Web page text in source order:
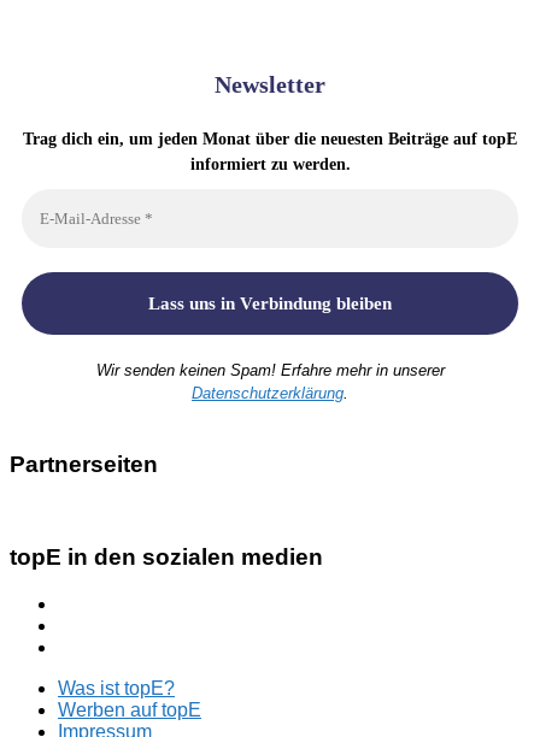
Newsletter
Trag dich ein, um jeden Monat über die neuesten Beiträge auf topE
informiert zu werden.
Wir senden keinen Spam! Erfahre mehr in unserer
Datenschutzerklärung.
Partnerseiten
topE in den sozialen medien
Was ist topE?
Werben auf topE
Impressum